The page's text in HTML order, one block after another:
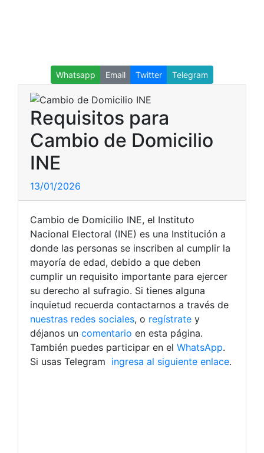
Whatsapp Email Twitter Telegram
Requisitos para
Cambio de Domicilio
INE
13/01/2026
Cambio de Domicilio INE, el Instituto
Nacional Electoral (INE) es una Institución a
donde las personas se inscriben al cumplir la
mayoría de edad, debido a que deben
cumplir un requisito importante para ejercer
su derecho al sufragio. Si tienes alguna
inquietud recuerda contactarnos a través de
nuestras redes sociales, o regístrate y
déjanos un comentario en esta página.
También puedes participar en el WhatsApp.
Si usas Telegram ingresa al siguiente enlace.